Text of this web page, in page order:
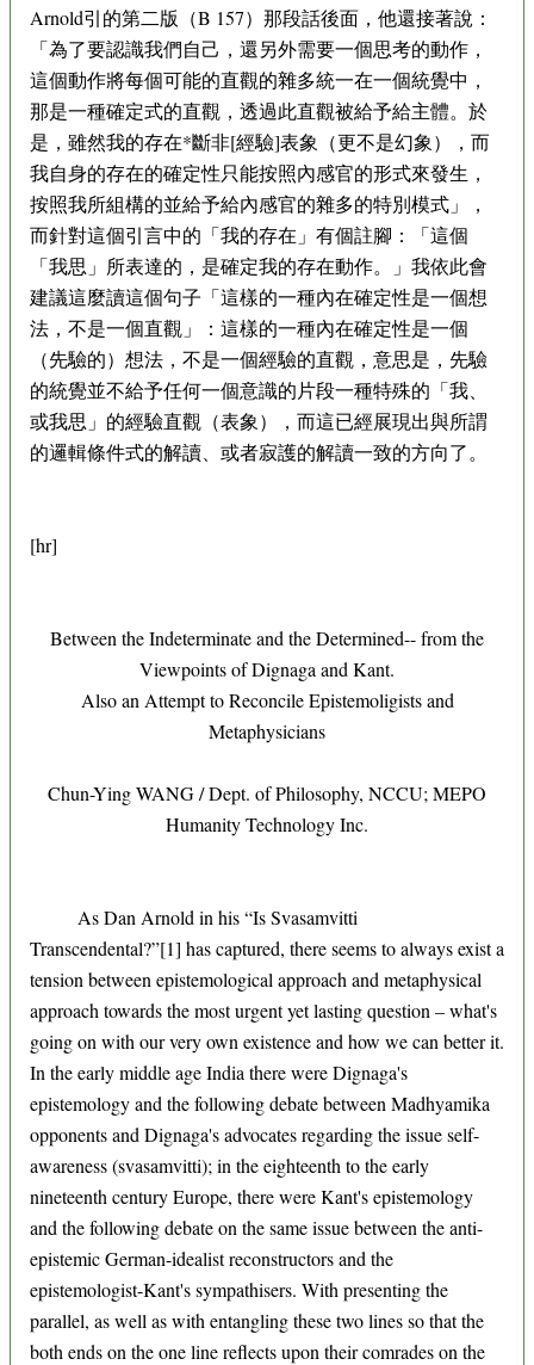
Arnold引的第二版（B 157）那段話後面，他還接著說：
「為了要認識我們自己，還另外需要一個思考的動作，
這個動作將每個可能的直觀的雜多統一在一個統覺中，
那是一種確定式的直觀，透過此直觀被給予給主體。於
是，雖然我的存在*斷非[經驗]表象（更不是幻象），而
我自身的存在的確定性只能按照內感官的形式來發生，
按照我所組構的並給予給內感官的雜多的特別模式」，
而針對這個引言中的「我的存在」有個註腳：「這個
「我思」所表達的，是確定我的存在動作。」我依此會
建議這麼讀這個句子「這樣的一種內在確定性是一個想
法，不是一個直觀」：這樣的一種內在確定性是一個
（先驗的）想法，不是一個經驗的直觀，意思是，先驗
的統覺並不給予任何一個意識的片段一種特殊的「我、
或我思」的經驗直觀（表象），而這已經展現出與所謂
的邏輯條件式的解讀、或者寂護的解讀一致的方向了。
[hr]
Between the Indeterminate and the Determined-- from the
Viewpoints of Dignaga and Kant.
Also an Attempt to Reconcile Epistemoligists and
Metaphysicians
Chun-Ying WANG / Dept. of Philosophy, NCCU; MEPO
Humanity Technology Inc.
As Dan Arnold in his “Is Svasamvitti
Transcendental?”[1] has captured, there seems to always exist a
tension between epistemological approach and metaphysical
approach towards the most urgent yet lasting question – what's
going on with our very own existence and how we can better it.
In the early middle age India there were Dignaga's
epistemology and the following debate between Madhyamika
opponents and Dignaga's advocates regarding the issue self-
awareness (svasamvitti); in the eighteenth to the early
nineteenth century Europe, there were Kant's epistemology
and the following debate on the same issue between the anti-
epistemic German-idealist reconstructors and the
epistemologist-Kant's sympathisers. With presenting the
parallel, as well as with entangling these two lines so that the
both ends on the one line reflects upon their comrades on the